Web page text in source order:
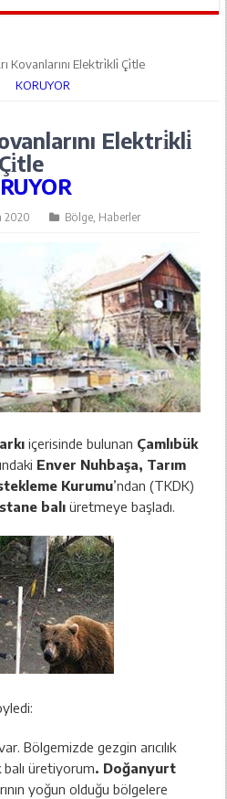
Kovanlarını Elektri̇kli̇ Çi̇tle
KORUYOR
Elektri̇kli̇
Çi̇tle
2020 Bölge, Haberler
içerisinde bulunan Çamlıbük
Enver Nuhbaşa, Tarım
Kurumu’ndan (TKDK)
balıüretmeye başladı.
Bölgemizde gezgin arıcılık
üretiyorum. Doğanyurt
yoğun olduğu bölgelere